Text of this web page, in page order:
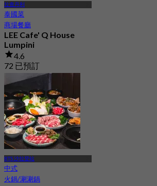
拉查丹利
泰國菜
商場餐廳
LEE Cafe' Q House
Lumpini
4.6
72 已預訂
฿ 330
BTS 沙拉登站
中式
火鍋/涮涮鍋